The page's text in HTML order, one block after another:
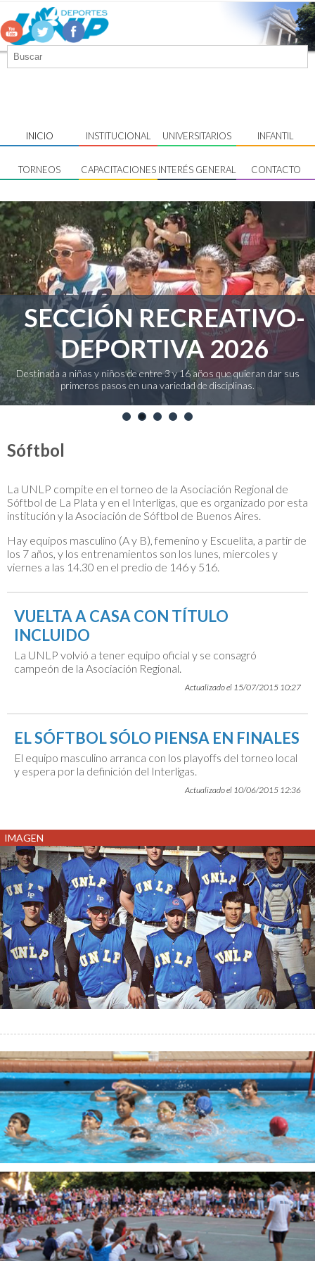
INICIO INSTITUCIONAL UNIVERSITARIOS INFANTIL
TORNEOS CAPACITACIONES INTERÉS GENERAL CONTACTO
SECCIÓN RECREATIVO-
DEPORTIVA 2026
Destinada a niñas y niños de entre 3 y 16 años que quieran dar sus
primeros pasos en una variedad de disciplinas.
Sóftbol
La UNLP compite en el torneo de la Asociación Regional de
Sóftbol de La Plata y en el Interligas, que es organizado por esta
institución y la Asociación de Sóftbol de Buenos Aires.
Hay equipos masculino (A y B), femenino y Escuelita, a partir de
los 7 años, y los entrenamientos son los lunes, miercoles y
viernes a las 14.30 en el predio de 146 y 516.
VUELTA A CASA CON TÍTULO
INCLUIDO
La UNLP volvió a tener equipo oficial y se consagró
campeón de la Asociación Regional.
Actualizado el 15/07/2015 10:27
EL SÓFTBOL SÓLO PIENSA EN FINALES
El equipo masculino arranca con los playoffs del torneo local
y espera por la definición del Interligas.
Actualizado el 10/06/2015 12:36
IMAGEN